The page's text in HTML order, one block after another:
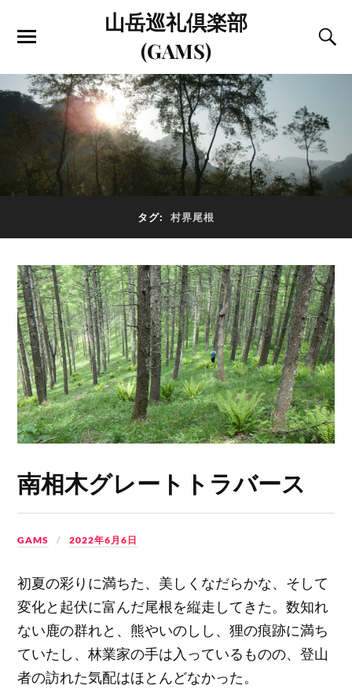
山岳巡礼倶楽部
(GAMS)
タグ: 村界尾根
南相木グレートトラバース
GAMS 2022年6月6日
初夏の彩りに満ちた、美しくなだらかな、そして
変化と起伏に富んだ尾根を縦走してきた。数知れ
ない鹿の群れと、熊やいのしし、狸の痕跡に満ち
ていたし、林業家の手は入っているものの、登山
者の訪れた気配はほとんどなかった。